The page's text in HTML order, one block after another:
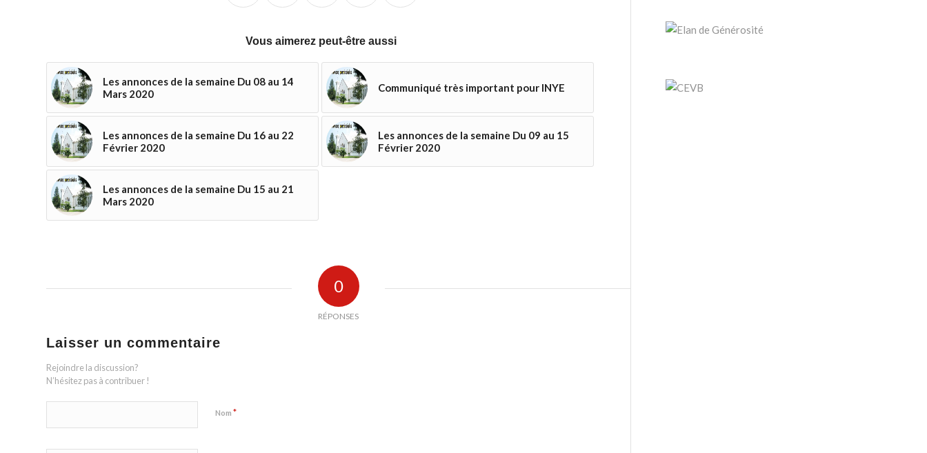
Vous aimerez peut-être aussi
Les annonces de la semaine Du 08 au 14
Mars 2020
Communiqué très important pour INYE
Les annonces de la semaine Du 16 au 22
Février 2020
Les annonces de la semaine Du 09 au 15
Février 2020
Les annonces de la semaine Du 15 au 21
Mars 2020
0
RÉPONSES
Laisser un commentaire
Rejoindre la discussion?
N’hésitez pas à contribuer !
Nom *